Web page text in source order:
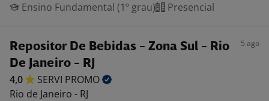
Ensino Fundamental (1º grau)
Presencial
Repositor De Bebidas - Zona Sul - Rio
De Janeiro - RJ
5 ago
4,0 SERVI PROMO
Rio de Janeiro - RJ